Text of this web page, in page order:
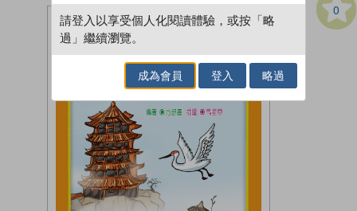
0
請登入以享受個人化閱讀體驗，或按「略
過」繼續瀏覽。
成為會員 登入 略過